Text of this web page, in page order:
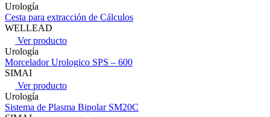
Urología
Cesta para extracción de Cálculos
WELLEAD
Ver producto
Urología
Morcelador Urologico SPS – 600
SIMAI
Ver producto
Urología
Sistema de Plasma Bipolar SM20C